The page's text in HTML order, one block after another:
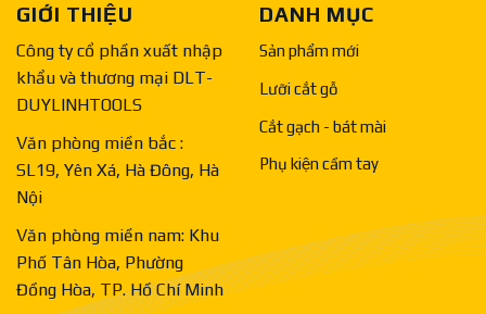
GIỚI THIỆU
Công ty cổ phần xuất nhập
khẩu và thương mại DLT-
DUYLINHTOOLS
Văn phòng miền bắc :
SL19, Yên Xá, Hà Đông, Hà
Nội
Văn phòng miền nam: Khu
Phố Tân Hòa, Phường
Đồng Hòa, TP. Hồ Chí Minh
DANH MỤC
Sản phẩm mới
Lưỡi cắt gỗ
Cắt gạch - bát mài
Phụ kiện cầm tay